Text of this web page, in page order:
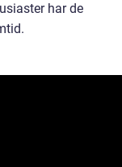
har de